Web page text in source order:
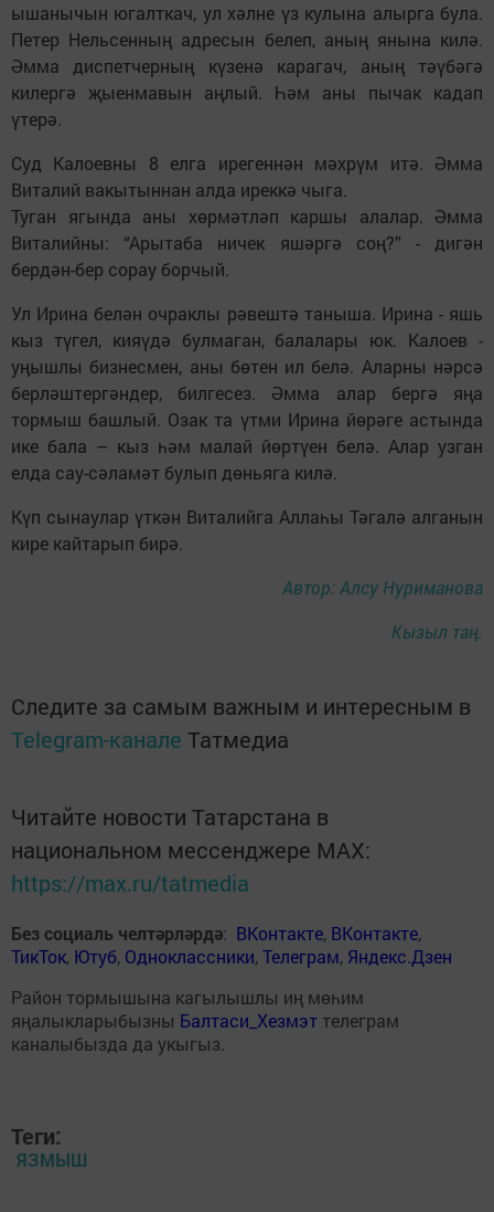
ышанычын югалткач, ул хәлне үз кулына алырга була.
Петер Нельсенның адресын белеп, аның янына килә.
Әмма диспетчерның күзенә карагач, аның тәүбәгә
килергә җыенмавын аңлый. Һәм аны пычак кадап
үтерә.
Суд Калоевны 8 елга ирегеннән мәхрүм итә. Әмма
Виталий вакытыннан алда иреккә чыга.
Туган ягында аны хөрмәтләп каршы алалар. Әмма
Виталийны: “Арытаба ничек яшәргә соң?” - дигән
бердән-бер сорау борчый.
Ул Ирина белән очраклы рәвештә таныша. Ирина - яшь
кыз түгел, кияүдә булмаган, балалары юк. Калоев -
уңышлы бизнесмен, аны бөтен ил белә. Аларны нәрсә
берләштергәндер, билгесез. Әмма алар бергә яңа
тормыш башлый. Озак та үтми Ирина йөрәге астында
ике бала – кыз һәм малай йөртүен белә. Алар узган
елда сау-сәламәт булып дөньяга килә.
Күп сынаулар үткән Виталийга Аллаһы Тәгалә алганын
кире кайтарып бирә.
Автор: Алсу Нуриманова
Кызыл таң.
Следите за самым важным и интересным в
Telegram-канале Татмедиа
Читайте новости Татарстана в
национальном мессенджере MАХ:
https://max.ru/tatmedia
Без социаль челтәрләрдә: ВКонтакте, ВКонтакте,
ТикТок, Ютуб, Одноклассники,Телеграм, Яндекс.Дзен
Район тормышына кагылышлы иң мөһим
яңалыкларыбызны Балтаси_Хезмэт телеграм
каналыбызда да укыгыз.
Теги:
ЯЗМЫШ